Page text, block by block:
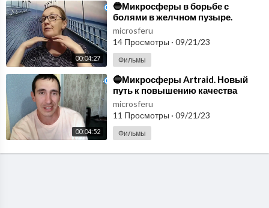
00:04:27
⁣🔵Микросферы в борьбе с
болями в желчном пузыре.
Изделия из микросфер. Отзыв🔵
microsferu
14 Просмотры · 09/21/23
Фильмы
00:04:52
⁣🔵Микросферы Artraid. Новый
путь к повышению качества
жизни🔵
microsferu
11 Просмотры · 09/21/23
Фильмы